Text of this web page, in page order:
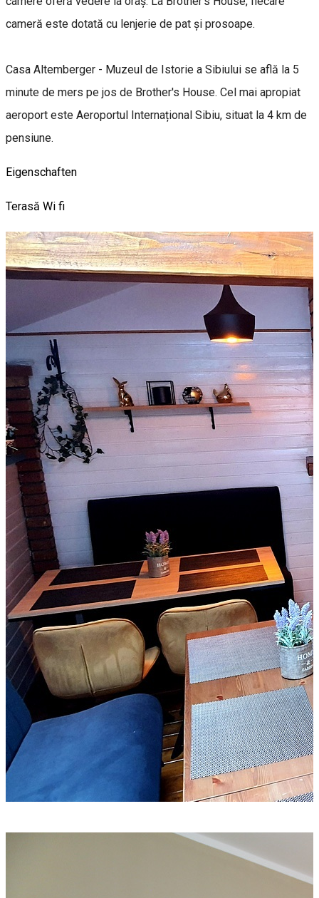
cameră este dotată cu lenjerie de pat și prosoape.
Casa Altemberger - Muzeul de Istorie a Sibiului se află la 5
minute de mers pe jos de Brother's House. Cel mai apropiat
aeroport este Aeroportul Internațional Sibiu, situat la 4 km de
pensiune.
Eigenschaften
Terasă Wi fi